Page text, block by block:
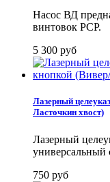
Насос ВД
винтовок PCP.
5 300 руб
Лазерный
Ласточкин хвост)
Лазерный
универсальный
750 руб